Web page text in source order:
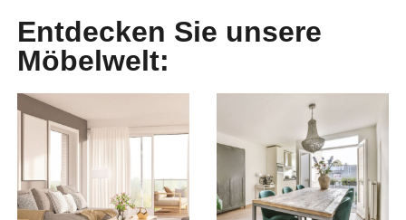
Entdecken Sie unsere
Möbelwelt: